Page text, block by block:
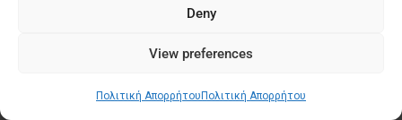
Deny
View preferences
Πολιτική Απορρήτου Πολιτική Απορρήτου
ΑΤΜ - Τράπεζες
Elegance